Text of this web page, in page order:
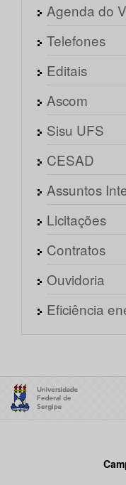
Agenda do
Telefones
Editais
Ascom
Sisu UFS
CESAD
Assuntos
Licitações
Contratos
Ouvidoria
Eficiência